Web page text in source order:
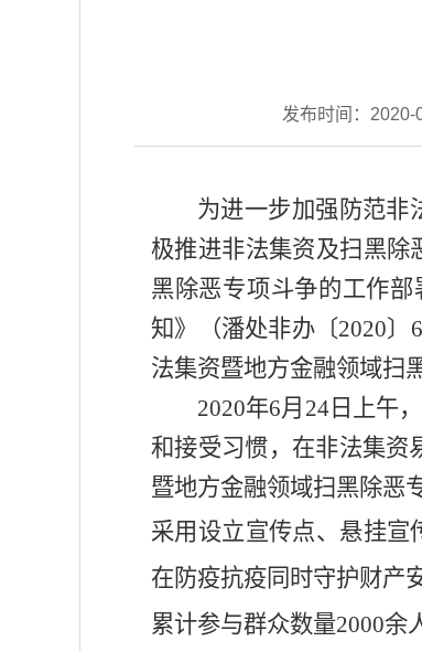
发布时间：2020-
为进一步加强防范非
极推进非法集资及扫黑除
黑除恶专项斗争的工作部
知》（潘处非办〔2020〕 6
法集资暨地方金融领域扫
2020年6月 24日上午
和接受习惯， 在非法集资
暨地方金融领域扫黑除恶
采用设立宣传点、悬挂宣
在防疫抗疫同时守护财产
累计参与群众数量2000余